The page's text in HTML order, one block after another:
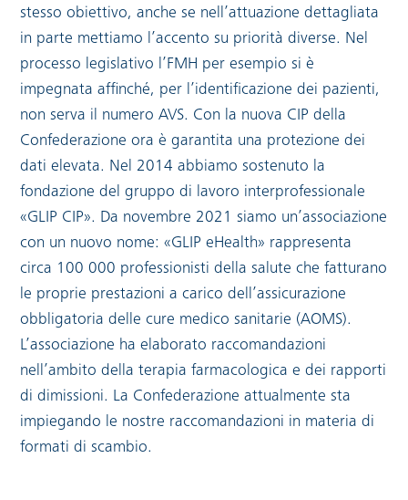
stesso obiettivo, anche se nell’attuazione dettagliata
in parte mettiamo l’accento su priorità diverse. Nel
processo legislativo l’FMH per esempio si è
impegnata affinché, per l’identificazione dei pazienti,
non serva il numero AVS. Con la nuova CIP della
Confederazione ora è garantita una protezione dei
dati elevata. Nel 2014 abbiamo sostenuto la
fondazione del gruppo di lavoro interprofessionale
«GLIP CIP». Da novembre 2021 siamo un’associazione
con un nuovo nome: «GLIP eHealth» rappresenta
circa 100 000 professionisti della salute che fatturano
le proprie prestazioni a carico dell’assicurazione
obbligatoria delle cure medico sanitarie (AOMS).
L’associazione ha elaborato raccomandazioni
nell’ambito della terapia farmacologica e dei rapporti
di dimissioni. La Confederazione attualmente sta
impiegando le nostre raccomandazioni in materia di
formati di scambio.